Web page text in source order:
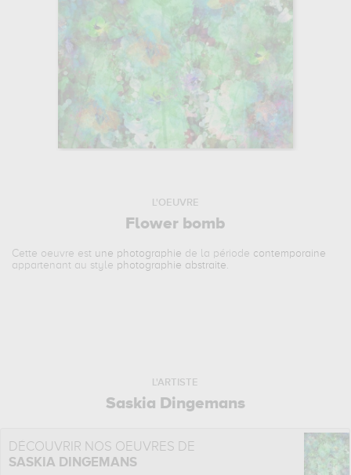
L'OEUVRE
Flower bomb
Cette oeuvre est une photographie de la période contemporaine
appartenant au style photographie abstraite.
L'ARTISTE
Saskia Dingemans
DÉCOUVRIR NOS OEUVRES DE
SASKIA DINGEMANS